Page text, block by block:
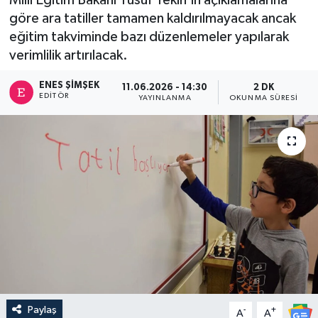
göre ara tatiller tamamen kaldırılmayacak ancak
eğitim takviminde bazı düzenlemeler yapılarak
verimlilik artırılacak.
ENES ŞIMŞEK
EDITÖR
11.06.2026 - 14:30
YAYINLANMA
2 DK
OKUNMA SÜRESI
Paylaş A- A+